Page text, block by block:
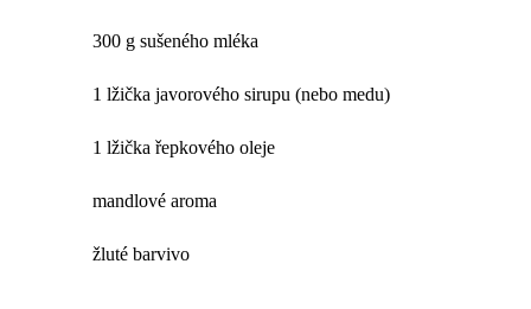
300 g sušeného mléka
1 lžička javorového sirupu (nebo medu)
1 lžička řepkového oleje
mandlové aroma
žluté barvivo